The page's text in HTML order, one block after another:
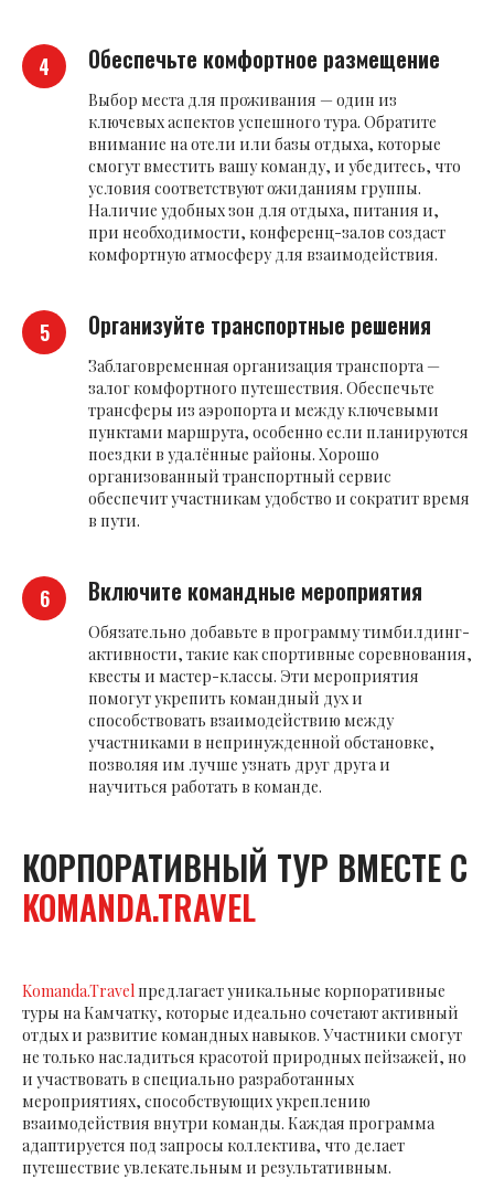
Обеспечьте комфортное размещение
Выбор места для проживания — один из
ключевых аспектов успешного тура. Обратите
внимание на отели или базы отдыха, которые
смогут вместить вашу команду, и убедитесь, что
условия соответствуют ожиданиям группы.
Наличие удобных зон для отдыха, питания и,
при необходимости, конференц-залов создаст
комфортную атмосферу для взаимодействия.
Организуйте транспортные решения
Заблаговременная организация транспорта —
залог комфортного путешествия. Обеспечьте
трансферы из аэропорта и между ключевыми
пунктами маршрута, особенно если планируются
поездки в удалённые районы. Хорошо
организованный транспортный сервис
обеспечит участникам удобство и сократит время
в пути.
Включите командные мероприятия
Обязательно добавьте в программу тимбилдинг-
активности, такие как спортивные соревнования,
квесты и мастер-классы. Эти мероприятия
помогут укрепить командный дух и
способствовать взаимодействию между
участниками в непринужденной обстановке,
позволяя им лучше узнать друг друга и
научиться работать в команде.
КОРПОРАТИВНЫЙ ТУР ВМЕСТЕ С
KOMANDA.TRAVEL
Komanda.Travel предлагает уникальные корпоративные
туры на Камчатку, которые идеально сочетают активный
отдых и развитие командных навыков. Участники смогут
не только насладиться красотой природных пейзажей, но
и участвовать в специально разработанных
мероприятиях, способствующих укреплению
взаимодействия внутри команды. Каждая программа
адаптируется под запросы коллектива, что делает
путешествие увлекательным и результативным.